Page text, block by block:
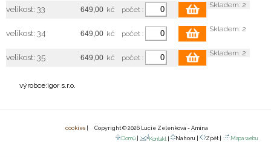
velikost: 33 kč počet :
Skladem: 2
velikost: 34 kč počet :
Skladem: 2
velikost: 35 kč počet :
Skladem: 2
výrobce:igor s.r.o.
cookies | Copyright © 2026 Lucie Zelenková - Amina
Mapa webu
Zpět |
Nahoru |
Kontakt |
Domů